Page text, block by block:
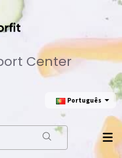
Center
Português